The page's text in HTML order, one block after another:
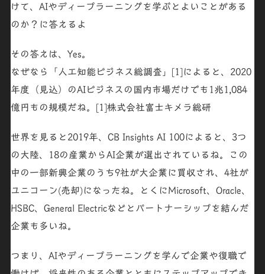
けて、 AIやディープラーニングを学ぶとよいことがある
のか？に答えるよ
その答えは、 Yes。
なぜなら「人工知能ビジネス総調査」[1]によると、2020
年度（見込）のAIビジネスの国内市場だけでも 1兆1,084
億円 もの規模だね。[1]株式会社富士キメラ総研
世界を見ると2019年、CB Insights AI 100によると、3つ
の大陸、18の産業からAI企業が選出されているね。この
中の一部新興企業のうち9社が大企業に買収され、4社が
ユニコーン(売却)になったね。とくにMicrosoft、Oracle、
HSBC、General Electricな どとパートナーシップを結んだ
企業も多いね。
つまり、AIやディープラーニングを学んで企業や復職で